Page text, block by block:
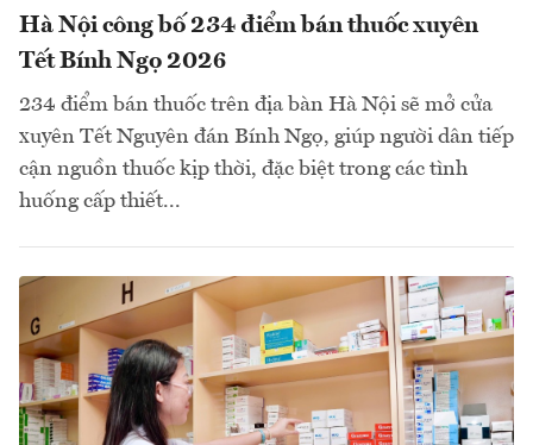
Hà Nội công bố 234 điểm bán thuốc xuyên
Tết Bính Ngọ 2026
234 điểm bán thuốc trên địa bàn Hà Nội sẽ mở cửa
xuyên Tết Nguyên đán Bính Ngọ, giúp người dân tiếp
cận nguồn thuốc kịp thời, đặc biệt trong các tình
huống cấp thiết...